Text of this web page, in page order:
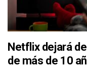
Netflix dejará
de más de 10